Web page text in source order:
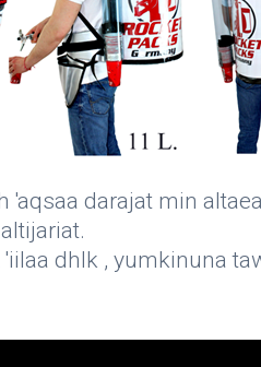
'aqsaa darajat min
dhlk , yumkinuna